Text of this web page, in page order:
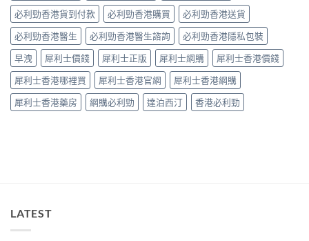
係
「隨
興
＋
護
前
列
腺」，
但
「5mg
用」〉
必利勁香港貨到付款
必利勁香港購買
必利勁香港送貨
必利勁香港醫生
必利勁香港醫生諮詢
必利勁香港隱私包裝
早洩
犀利士價錢 犀利士正版 犀利士網購
犀利士香港價錢
犀利士香港哪裡買
犀利士香港官網
犀利士香港網購
犀利士香港藥房
網購必利勁 達泊西汀 香港必利勁
LATEST